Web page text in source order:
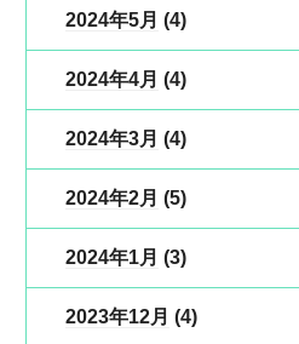
2024年5月 (4)
2024年4月 (4)
2024年3月 (4)
2024年2月 (5)
2024年1月 (3)
2023年12月 (4)